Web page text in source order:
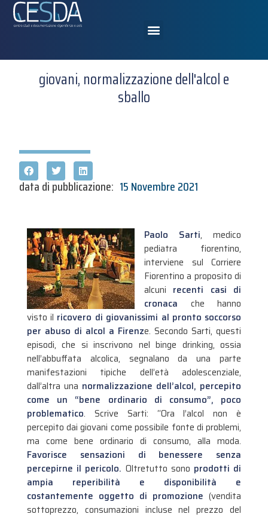
giovani, normalizzazione dell'alcol e
sballo
data di pubblicazione: 15 Novembre 2021
Paolo Sarti, medico
pediatra fiorentino,
interviene sul Corriere
Fiorentino a proposito di
alcuni recenti casi di
cronaca che hanno
visto il ricovero di giovanissimi al pronto soccorso
per abuso di alcol a Firenze. Secondo Sarti, questi
episodi, che si inscrivono nel binge drinking, ossia
nell’abbuffata alcolica, segnalano da una parte
manifestazioni tipiche dell’età adolescenziale,
dall’altra una normalizzazione dell’alcol, percepito
come un “bene ordinario di consumo”, poco
problematico. Scrive Sarti: “Ora l’alcol non è
percepito dai giovani come possibile fonte di problemi,
ma come bene ordinario di consumo, alla moda.
Favorisce sensazioni di benessere senza
percepirne il pericolo. Oltretutto sono prodotti di
ampia reperibilità e disponibilità e
costantemente oggetto di promozione (vendita
sottoprezzo, consumazioni incluse nel prezzo del